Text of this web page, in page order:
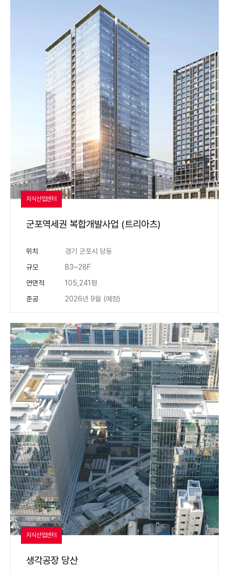
지식산업센터
군포역세권 복합개발사업 (트리아츠)
위치
경기 군포시 당동
규모
B3~28F
연면적
105,241평
준공
2026년 9월 (예정)
지식산업센터
생각공장 당산